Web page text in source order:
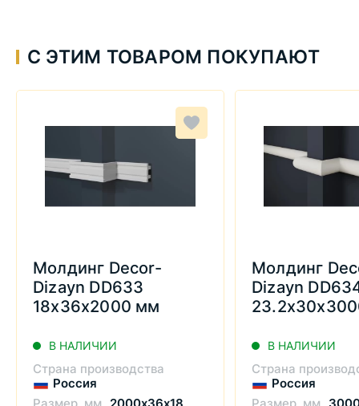
С ЭТИМ ТОВАРОМ ПОКУПАЮТ
Молдинг Decor-
Dizayn DD633
18х36х2000 мм
В НАЛИЧИИ
Страна производства
Россия
Молдинг
Dizayn
В НАЛИЧИИ
Страна
Россия